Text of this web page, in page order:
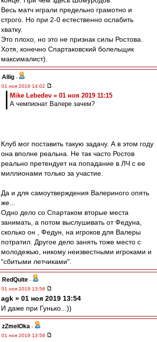
Весь матч играли предельно грамотно и
строго. Но при 2-0 естественно ослабить
хватку.
Это плохо, но это не признак силы Ростова.
Хотя, конечно Спартаковский болельщик
максималист).
Allig -
01 ноя 2019 14:02
Mike Lebedev » 01 ноя 2019 11:15
А чемпионат Валере зачем?
Клуб мог поставить такую задачу. А в этом году
она вполне реальна. Не так часто Ростов
реально претендует на попадание в ЛЧ с ее
миллионами только за участие.
Да и для самоутверждения Валериного опять
же...
Одно дело со Спартаком вторые места
занимать, а потом выслушивать от Федуна,
сколько он , Федун, на игроков для Валеры
потратил. Другое дело занять тоже место с
молодежью, никому неизвестными игроками и
"сбитыми летчиками".
RedQuite -
01 ноя 2019 13:58
agk » 01 ноя 2019 13:54
И даже при Гунько...))
zZmeIOka -
01 ноя 2019 13:58